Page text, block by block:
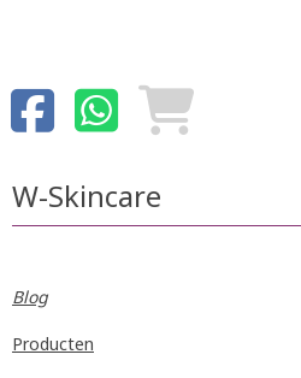
W-Skincare
Blog
Producten